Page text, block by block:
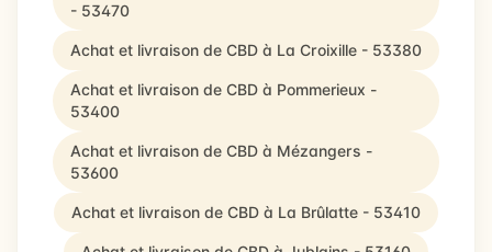
- 53470
Achat et livraison de CBD à La Croixille - 53380
Achat et livraison de CBD à Pommerieux -
53400
Achat et livraison de CBD à Mézangers -
53600
Achat et livraison de CBD à La Brûlatte - 53410